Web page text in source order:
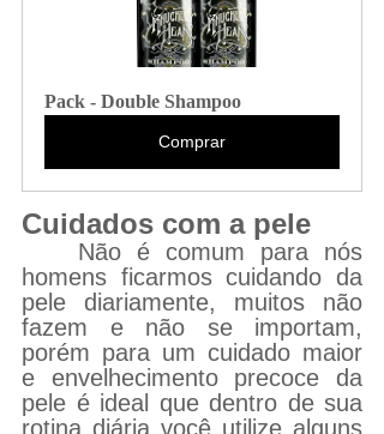
Pack - Double Shampoo
Comprar
Cuidados com a pele
Não é comum para nós
homens ficarmos cuidando da
pele diariamente, muitos não
fazem e não se importam,
porém para um cuidado maior
e envelhecimento precoce da
pele é ideal que dentro de sua
rotina diária você utilize alguns